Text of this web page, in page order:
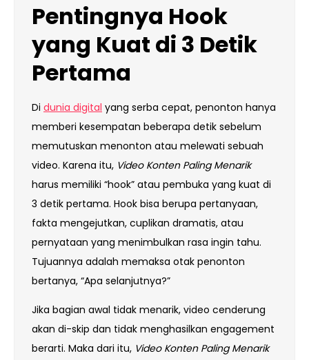
Pentingnya Hook
yang Kuat di 3 Detik
Pertama
Di dunia digital yang serba cepat, penonton hanya
memberi kesempatan beberapa detik sebelum
memutuskan menonton atau melewati sebuah
video. Karena itu, Video Konten Paling Menarik
harus memiliki “hook” atau pembuka yang kuat di
3 detik pertama. Hook bisa berupa pertanyaan,
fakta mengejutkan, cuplikan dramatis, atau
pernyataan yang menimbulkan rasa ingin tahu.
Tujuannya adalah memaksa otak penonton
bertanya, “Apa selanjutnya?”
Jika bagian awal tidak menarik, video cenderung
akan di-skip dan tidak menghasilkan engagement
berarti. Maka dari itu, Video Konten Paling Menarik